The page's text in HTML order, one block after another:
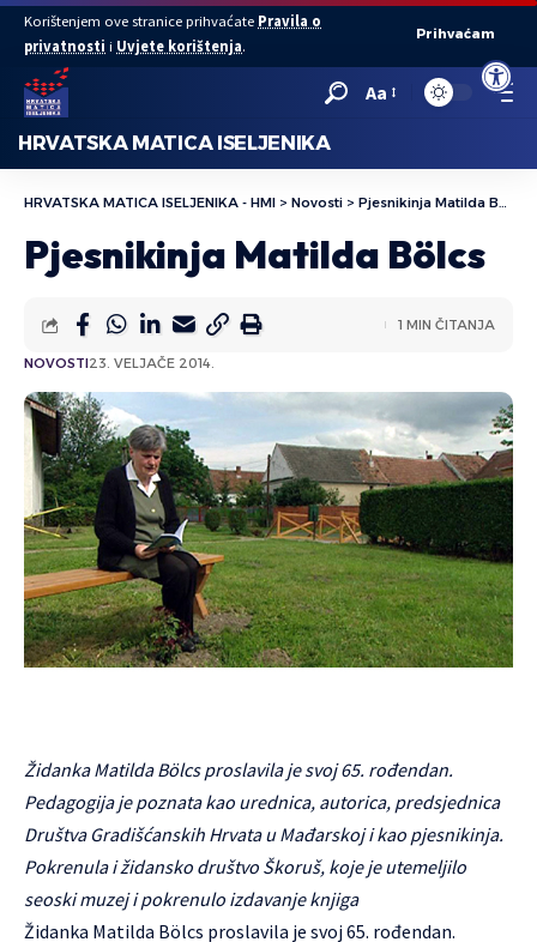
Open
Korištenjem ove stranice prihvaćate Pravila o
privatnosti i Uvjete korištenja.
Prihvaćam
Aa
HRVATSKA MATICA ISELJENIKA
HRVATSKA MATICA ISELJENIKA - HMI > Novosti > Pjesnikinja Matilda Bölcs
Pjesnikinja Matilda Bölcs
NOVOSTI23. VELJAČE 2014.
1 MIN ČITANJA
Židanka Matilda Bölcs proslavila je svoj 65. rođendan.
Pedagogija je poznata kao urednica, autorica, predsjednica
Društva Gradišćanskih Hrvata u Mađarskoj i kao pjesnikinja.
Pokrenula i židansko društvo Škoruš, koje je utemeljilo
seoski muzej i pokrenulo izdavanje knjiga
Židanka Matilda Bölcs proslavila je svoj 65. rođendan.